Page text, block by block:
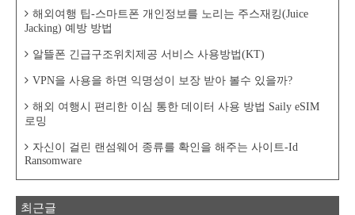
해외여행 팁-스마트폰 개인정보를 노리는 주스재킹(Juice
Jacking) 예방 방법
알뜰폰 긴급구조위치제공 서비스 사용방법(KT)
VPN을 사용을 하면 익명성이 보장 받아 볼수 있을까?
해외 여행시 편리한 이심 통한 데이터 사용 방법 Saily eSIM
로밍
자신이 걸린 랜섬웨어 종류를 확인을 해주는 사이트-Id
Ransomware
최근글